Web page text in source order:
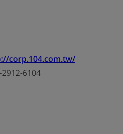
corp.104.com.tw/
6104